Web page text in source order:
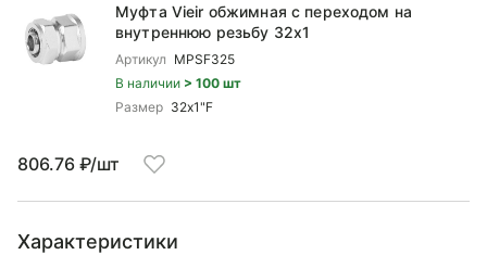
Муфта Vieir обжимная с переходом на
внутреннюю резьбу 32x1
Артикул MPSF325
В наличии > 100 шт
Размер 32x1"F
806.76 ₽/шт
Характеристики